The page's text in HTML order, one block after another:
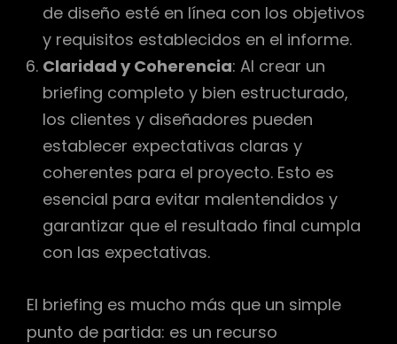
de diseño esté en línea con los objetivos
y requisitos establecidos en el informe.
Claridad y Coherencia: Al crear un
briefing completo y bien estructurado,
los clientes y diseñadores pueden
establecer expectativas claras y
coherentes para el proyecto. Esto es
esencial para evitar malentendidos y
garantizar que el resultado final cumpla
con las expectativas.
El briefing es mucho más que un simple
punto de partida: es un recurso